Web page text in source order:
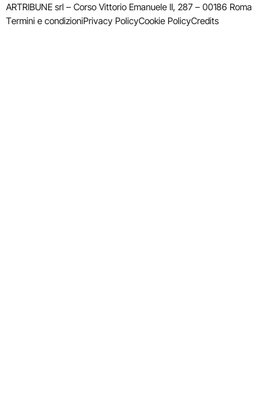
ARTRIBUNE srl – Corso Vittorio Emanuele II, 287 – 00186 Roma
Termini e condizioniPrivacy PolicyCookie PolicyCredits